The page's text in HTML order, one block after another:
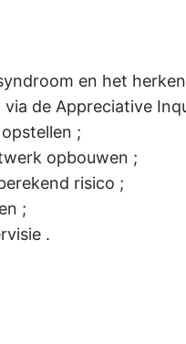
en het
de Appreciative
;
opbouwen ;
risico ;
;
.